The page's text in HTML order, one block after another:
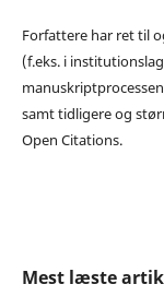
Forfattere har ret til
(f.eks. i
samt tidligere og
Open Citations.
Mest læste